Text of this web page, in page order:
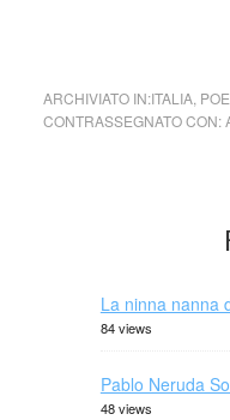
ARCHIVIATO IN:ITALIA,
CONTRASSEGNATO CON:
La ninna nanna
84 views
Pablo Neruda
48 views